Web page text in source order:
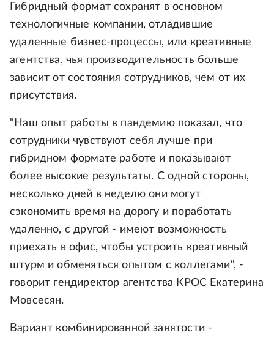
Гибридный формат сохранят в основном
технологичные компании, отладившие
удаленные бизнес-процессы, или креативные
агентства, чья производительность больше
зависит от состояния сотрудников, чем от их
присутствия.
"Наш опыт работы в пандемию показал, что
сотрудники чувствуют себя лучше при
гибридном формате работе и показывают
более высокие результаты. С одной стороны,
несколько дней в неделю они могут
сэкономить время на дорогу и поработать
удаленно, с другой - имеют возможность
приехать в офис, чтобы устроить креативный
штурм и обменяться опытом с коллегами", -
говорит гендиректор агентства КРОС Екатерина
Мовсесян.
Вариант комбинированной занятости -